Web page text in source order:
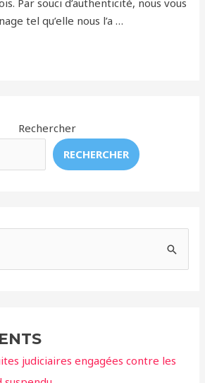
Par souci d’authenticité, nous vous
tel qu’elle nous l’a …
Rechercher
RECHERCHER
judiciaires engagées contre les